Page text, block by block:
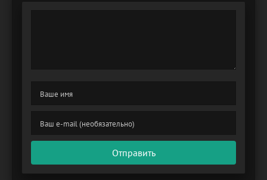
Отправить